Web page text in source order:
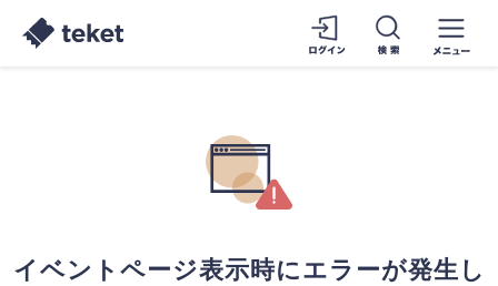
イベントページ表示時にエラーが発生し